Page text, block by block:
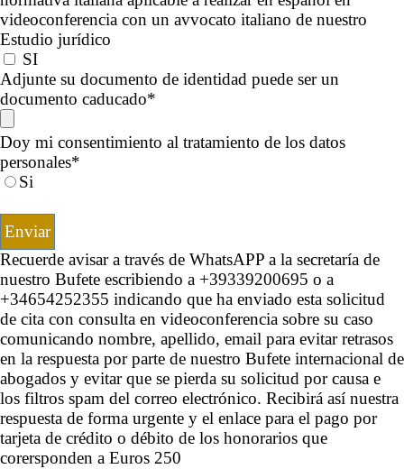
videoconferencia con un avvocato italiano de nuestro
Estudio jurídico
SI
Adjunte su documento de identidad puede ser un
documento caducado*
Doy mi consentimiento al tratamiento de los datos
personales*
Si
Recuerde avisar a través de WhatsAPP a la secretaría de
nuestro Bufete escribiendo a +39339200695 o a
+34654252355 indicando que ha enviado esta solicitud
de cita con consulta en videoconferencia sobre su caso
comunicando nombre, apellido, email para evitar retrasos
en la respuesta por parte de nuestro Bufete internacional de
abogados y evitar que se pierda su solicitud por causa e
los filtros spam del correo electrónico. Recibirá así nuestra
respuesta de forma urgente y el enlace para el pago por
tarjeta de crédito o débito de los honorarios que
corersponden a Euros 250